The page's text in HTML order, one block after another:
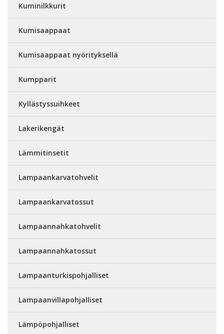
Kuminilkkurit
Kumisaappaat
Kumisaappaat nyörityksellä
Kumpparit
Kyllästyssuihkeet
Lakerikengät
Lämmitinsetit
Lampaankarvatohvelit
Lampaankarvatossut
Lampaannahkatohvelit
Lampaannahkatossut
Lampaanturkispohjalliset
Lampaanvillapohjalliset
Lämpöpohjalliset